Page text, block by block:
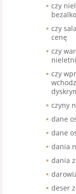
czy
czy
cenę
czy
czy
czyny
dane
dane
dania
dania
deser